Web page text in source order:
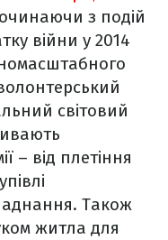
з подій
війни у 2014
світовий
– від плетіння
Також
житла для